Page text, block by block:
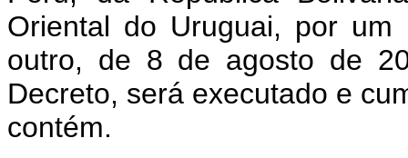
Oriental do Uruguai, por
outro, de 8 de agosto de
Decreto, será executado e
contém.